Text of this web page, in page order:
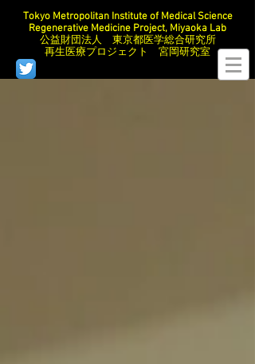
Tokyo Metropolitan Institute of Medical Science
Regenerative Medicine Project, Miyaoka Lab
公益財団法人 東京都医学総合研究所
再生医療プロジェクト 宮岡研究室